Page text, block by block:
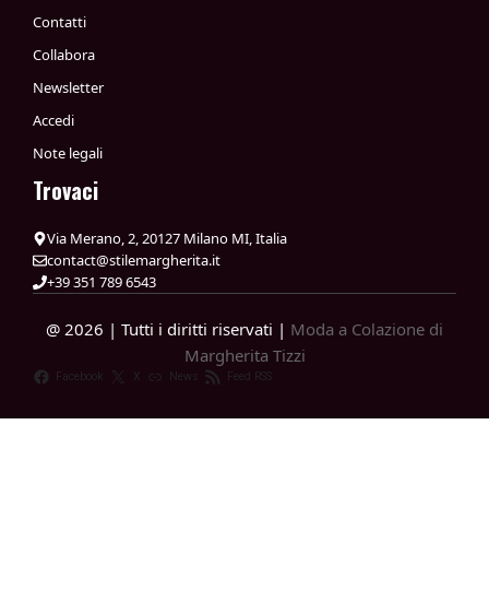
Contatti
Collabora
Newsletter
Accedi
Note legali
Trovaci
Via Merano, 2, 20127 Milano MI, Italia
contact@stilemargherita.it
+39 351 789 6543
@ 2026 | Tutti i diritti riservati | Moda a Colazione di
Margherita Tizzi
Facebook X News Feed RSS